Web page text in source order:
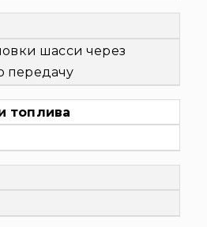
шасси через
передачу
топлива